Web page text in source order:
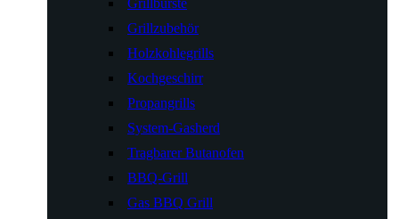
Grillzubehör
Holzkohlegrills
Kochgeschirr
Propangrills
System-Gasherd
Tragbarer Butanofen
BBQ-Grill
Gas BBQ Grill